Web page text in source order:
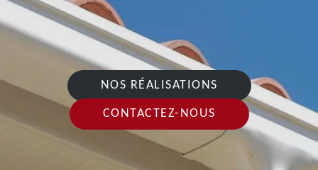
NOS RÉALISATIONS
CONTACTEZ-NOUS